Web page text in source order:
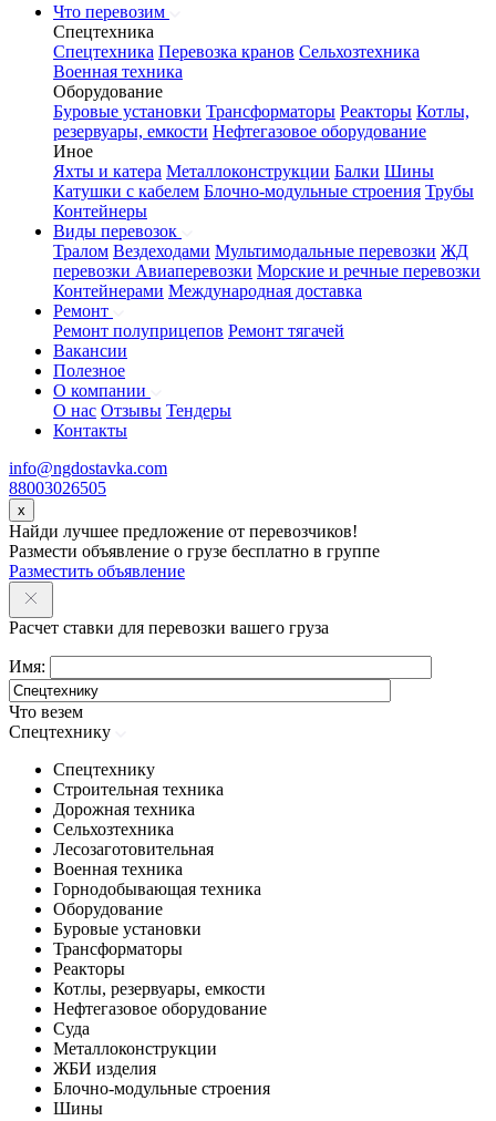
Что перевозим
Спецтехника
Спецтехника Перевозка кранов Сельхозтехника
Военная техника
Оборудование
Буровые установки Трансформаторы Реакторы Котлы,
резервуары, емкости Нефтегазовое оборудование
Иное
Яхты и катера Металлоконструкции Балки Шины
Катушки с кабелем Блочно-модульные строения Трубы
Контейнеры
Виды перевозок
Тралом Вездеходами Мультимодальные перевозки ЖД
перевозки Авиаперевозки Морские и речные перевозки
Контейнерами Международная доставка
Ремонт
Ремонт полуприцепов Ремонт тягачей
Вакансии
Полезное
О компании
О нас Отзывы Тендеры
Контакты
info@ngdostavka.com
88003026505
x
Найди лучшее предложение от перевозчиков!
Размести объявление о грузе бесплатно в группе
Разместить объявление
Расчет ставки для перевозки вашего груза
Имя:
Что везем
Спецтехнику
Спецтехнику
Строительная техника
Дорожная техника
Сельхозтехника
Лесозаготовительная
Военная техника
Горнодобывающая техника
Оборудование
Буровые установки
Трансформаторы
Реакторы
Котлы, резервуары, емкости
Нефтегазовое оборудование
Cуда
Металлоконструкции
ЖБИ изделия
Блочно-модульные строения
Шины